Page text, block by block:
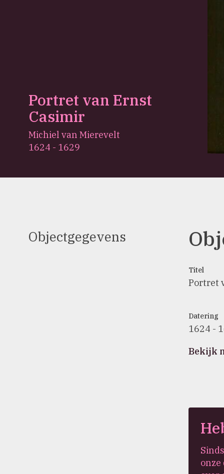
Portret van Ernst
Casimir
Michiel van Mierevelt
1624 - 1629
Objectgegevens
Titel
Portret
Datering
1624 -
Bekijk